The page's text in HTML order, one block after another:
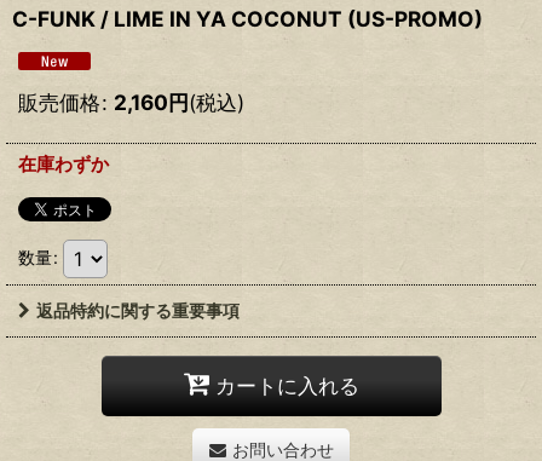
C-FUNK ‎/ LIME IN YA COCONUT (US-PROMO)
販売価格: 2,160円(税込)
在庫わずか
数量:
返品特約に関する重要事項
カートに入れる
お問い合わせ